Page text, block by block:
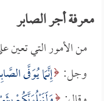
معرفة أجر الصابر
من الأمور التي تعين
وجل: إِنَّمَا يُوَفَّى